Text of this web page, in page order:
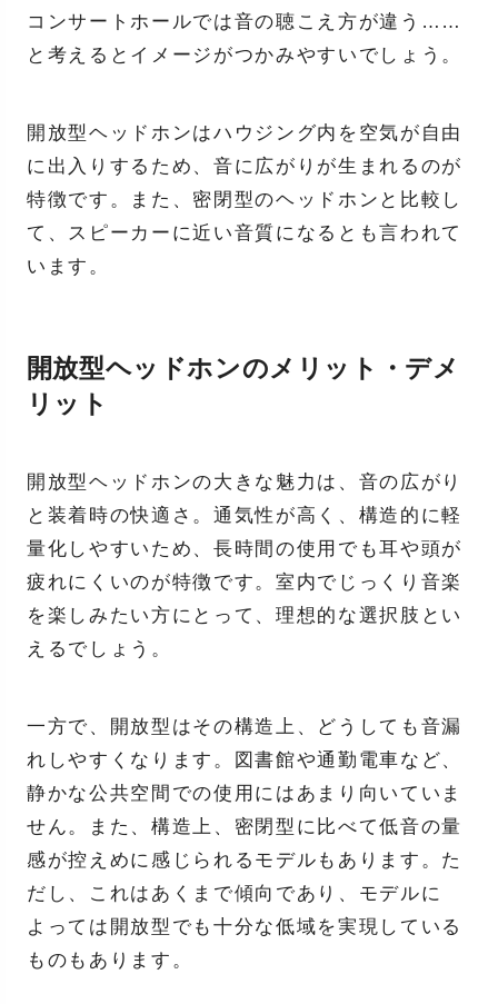
コンサートホールでは音の聴こえ方が違う……
と考えるとイメージがつかみやすいでしょう。
開放型ヘッドホンはハウジング内を空気が自由
に出入りするため、音に広がりが生まれるのが
特徴です。また、密閉型のヘッドホンと比較し
て、スピーカーに近い音質になるとも言われて
います。
開放型ヘッドホンのメリット・デメ
リット
開放型ヘッドホンの大きな魅力は、音の広がり
と装着時の快適さ。通気性が高く、構造的に軽
量化しやすいため、長時間の使用でも耳や頭が
疲れにくいのが特徴です。室内でじっくり音楽
を楽しみたい方にとって、理想的な選択肢とい
えるでしょう。
一方で、開放型はその構造上、どうしても音漏
れしやすくなります。図書館や通勤電車など、
静かな公共空間での使用にはあまり向いていま
せん。また、構造上、密閉型に比べて低音の量
感が控えめに感じられるモデルもあります。た
だし、これはあくまで傾向であり、モデルに
よっては開放型でも十分な低域を実現している
ものもあります。